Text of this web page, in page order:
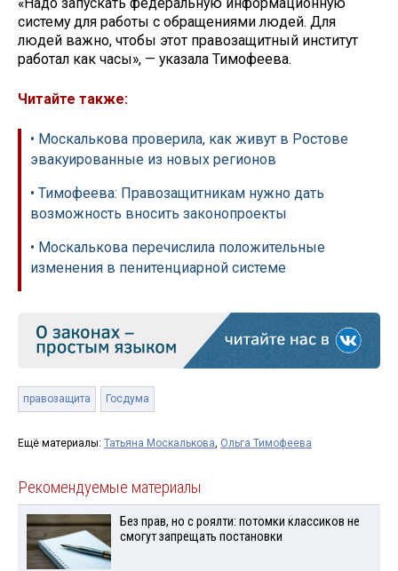
систему для работы с обращениями людей. Для
людей важно, чтобы этот правозащитный институт
работал как часы», — указала Тимофеева.
Читайте также:
• Москалькова проверила, как живут в Ростове
эвакуированные из новых регионов
• Тимофеева: Правозащитникам нужно дать
возможность вносить законопроекты
• Москалькова перечислила положительные
изменения в пенитенциарной системе
правозащита Госдума
Ещё материалы: Татьяна Москалькова Ольга Тимофеева
Рекомендуемые материалы
Без прав, но с роялти: потомки классиков не
смогут запрещать постановки